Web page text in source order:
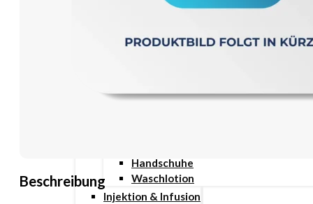
Stechhilfen
Ernährung & Trinkhilfen
Hygiene & Pflege
Handschuhe
Waschlotion
Injektion & Infusion
Beschreibung